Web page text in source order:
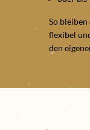
So
flexibel
den